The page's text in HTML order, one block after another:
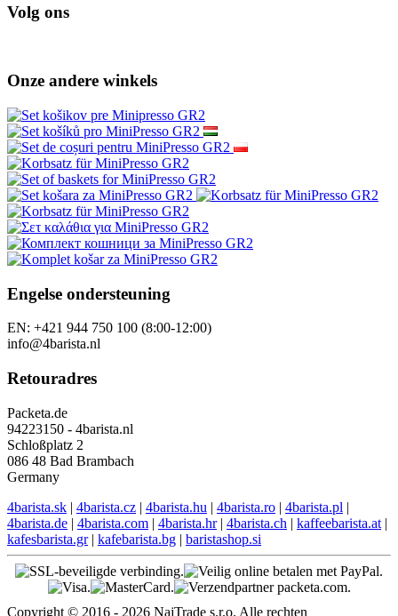
Volg ons
Onze andere winkels
Engelse ondersteuning
EN: +421 944 750 100 (8:00-12:00)
info@4barista.nl
Retouradres
Packeta.de
94223150 - 4barista.nl
Schloßplatz 2
086 48 Bad Brambach
Germany
4barista.sk | 4barista.cz | 4barista.hu | 4barista.ro | 4barista.pl |
4barista.de | 4barista.com | 4barista.hr| 4barista.ch | kaffeebarista.at |
kafesbarista.gr| kafebarista.bg | baristashop.si
Copyright © 2016 - 2026 NajTrade s.r.o. Alle rechten